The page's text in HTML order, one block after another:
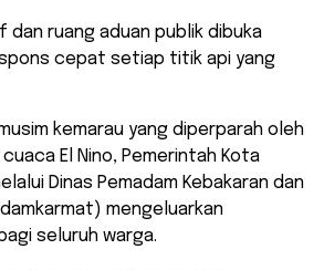
dan ruang aduan publik dibuka
cepat setiap titik api yang
kemarau yang diperparah oleh
El Nino, Pemerintah Kota
Dinas Pemadam Kebakaran dan
mengeluarkan
seluruh warga.